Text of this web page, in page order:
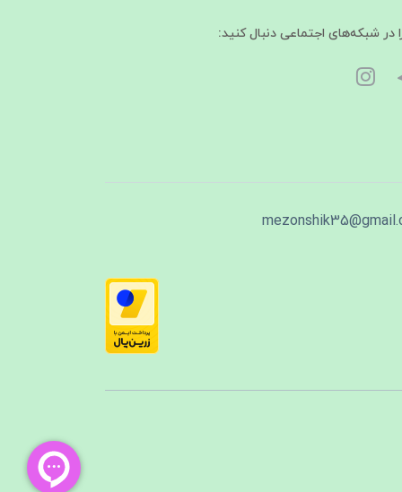
در شبکه‌های اجتماعی دنبال کنید: